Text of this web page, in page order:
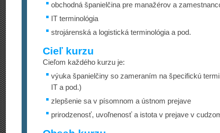
obchodná španielčina pre manažérov a
IT terminológia
strojárenská a logistická terminológia a pod.
Cieľ kurzu
Cieľom každého kurzu je:
výuka španielčiny so zameraním na špecifickú
IT a pod.)
zlepšenie sa v písomnom a ústnom prejave
prirodzenosť, uvoľnenosť a istota v prejave v